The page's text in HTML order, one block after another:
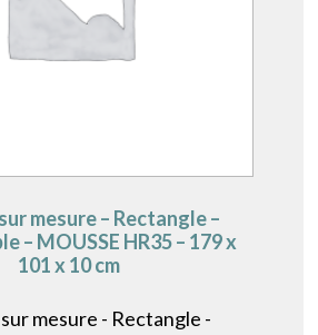
mesure – Rectangle –
– MOUSSE HR35 – 179 x
101 x 10 cm
mesure - Rectangle -